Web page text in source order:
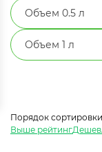
Объем 0.5 л
Объем 1 л
Порядок
Выше рейтинг